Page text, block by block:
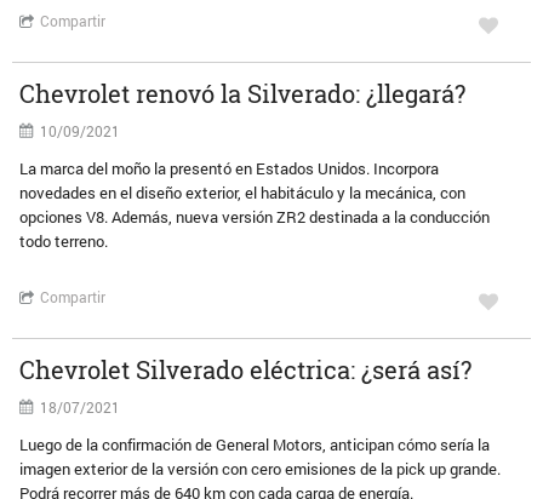
Compartir
Chevrolet renovó la Silverado: ¿llegará?
10/09/2021
La marca del moño la presentó en Estados Unidos. Incorpora
novedades en el diseño exterior, el habitáculo y la mecánica, con
opciones V8. Además, nueva versión ZR2 destinada a la conducción
todo terreno.
Compartir
Chevrolet Silverado eléctrica: ¿será así?
18/07/2021
Luego de la confirmación de General Motors, anticipan cómo sería la
imagen exterior de la versión con cero emisiones de la pick up grande.
Podrá recorrer más de 640 km con cada carga de energía.